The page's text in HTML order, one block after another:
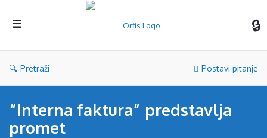
Pretraži Postavi pitanje
“Interna faktura” predstavlja
promet